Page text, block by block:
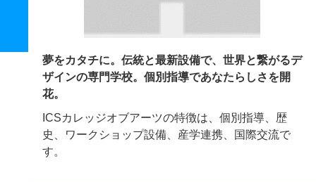
夢をカタチに。伝統と最新設備で、世界と繋がるデ
ザインの専門学校。個別指導であなたらしさを開
花。
ICSカレッジオブアーツの特徴は、個別指導、歴
史、ワークショップ設備、産学連携、国際交流で
す。